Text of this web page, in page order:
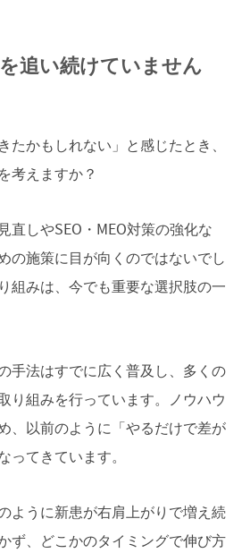
追い続けていません
たかもしれない」と感じたとき、
考えますか？
直しやSEO・MEO対策の強化な
の施策に目が向くのではないでし
組みは、今でも重要な選択肢の一
手法はすでに広く普及し、多くの
り組みを行っています。ノウハウ
、以前のように「やるだけで差が
ってきています。
ように新患が右肩上がりで増え続
ず、どこかのタイミングで伸び方